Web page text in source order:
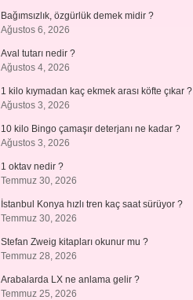
Bağımsızlık, özgürlük demek midir ?
Ağustos 6, 2026
Aval tutarı nedir ?
Ağustos 4, 2026
1 kilo kıymadan kaç ekmek arası köfte çıkar ?
Ağustos 3, 2026
10 kilo Bingo çamaşır deterjanı ne kadar ?
Ağustos 3, 2026
1 oktav nedir ?
Temmuz 30, 2026
İstanbul Konya hızlı tren kaç saat sürüyor ?
Temmuz 30, 2026
Stefan Zweig kitapları okunur mu ?
Temmuz 28, 2026
Arabalarda LX ne anlama gelir ?
Temmuz 25, 2026